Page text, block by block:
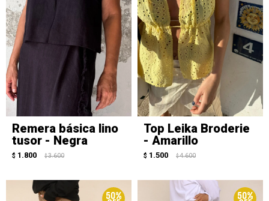
Remera básica lino
tusor - Negra
$ 1.800 $ 3.600
Top Leika Broderie
- Amarillo
$ 1.500 $ 4.600